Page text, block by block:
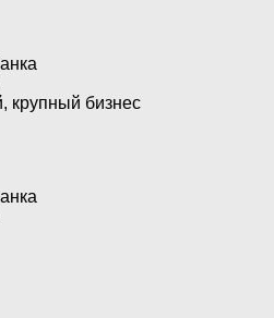
крупный бизнес